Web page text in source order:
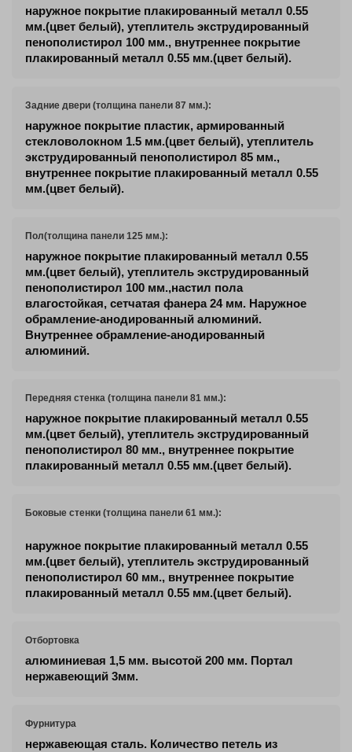
наружное покрытие плакированный металл 0.55
мм.(цвет белый), утеплитель экструдированный
пенополистирол 100 мм., внутреннее покрытие
плакированный металл 0.55 мм.(цвет белый).
Задние двери (толщина панели 87 мм.):
наружное покрытие пластик, армированный
стекловолокном 1.5 мм.(цвет белый), утеплитель
экструдированный пенополистирол 85 мм.,
внутреннее покрытие плакированный металл 0.55
мм.(цвет белый).
Пол(толщина панели 125 мм.):
наружное покрытие плакированный металл 0.55
мм.(цвет белый), утеплитель экструдированный
пенополистирол 100 мм.,настил пола
влагостойкая, сетчатая фанера 24 мм. Наружное
обрамление-анодированный алюминий.
Внутреннее обрамление-анодированный
алюминий.
Передняя стенка (толщина панели 81 мм.):
наружное покрытие плакированный металл 0.55
мм.(цвет белый), утеплитель экструдированный
пенополистирол 80 мм., внутреннее покрытие
плакированный металл 0.55 мм.(цвет белый).
Боковые стенки (толщина панели 61 мм.):
наружное покрытие плакированный металл 0.55
мм.(цвет белый), утеплитель экструдированный
пенополистирол 60 мм., внутреннее покрытие
плакированный металл 0.55 мм.(цвет белый).
Отбортовка
алюминиевая 1,5 мм. высотой 200 мм. Портал
нержавеющий 3мм.
Фурнитура
нержавеющая сталь. Количество петель из